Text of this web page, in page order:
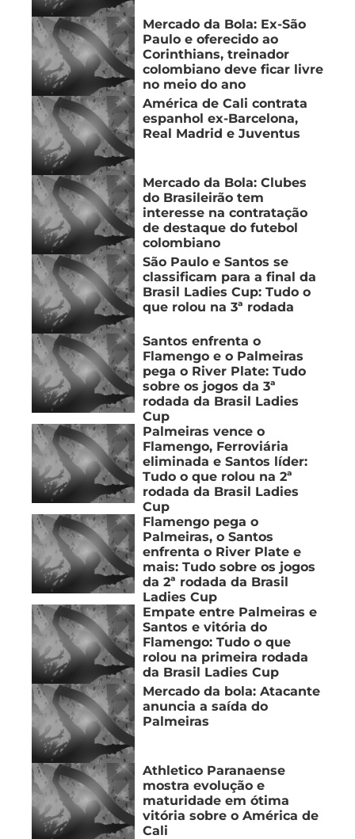
Mercado da Bola: Ex-São
Paulo e oferecido ao
Corinthians, treinador
colombiano deve ficar livre
no meio do ano
América de Cali contrata
espanhol ex-Barcelona,
Real Madrid e Juventus
Mercado da Bola: Clubes
do Brasileirão tem
interesse na contratação
de destaque do futebol
colombiano
São Paulo e Santos se
classificam para a final da
Brasil Ladies Cup: Tudo o
que rolou na 3ª rodada
Santos enfrenta o
Flamengo e o Palmeiras
pega o River Plate: Tudo
sobre os jogos da 3ª
rodada da Brasil Ladies
Cup
Palmeiras vence o
Flamengo, Ferroviária
eliminada e Santos líder:
Tudo o que rolou na 2ª
rodada da Brasil Ladies
Cup
Flamengo pega o
Palmeiras, o Santos
enfrenta o River Plate e
mais: Tudo sobre os jogos
da 2ª rodada da Brasil
Ladies Cup
Empate entre Palmeiras e
Santos e vitória do
Flamengo: Tudo o que
rolou na primeira rodada
da Brasil Ladies Cup
Mercado da bola: Atacante
anuncia a saída do
Palmeiras
Athletico Paranaense
mostra evolução e
maturidade em ótima
vitória sobre o América de
Cali